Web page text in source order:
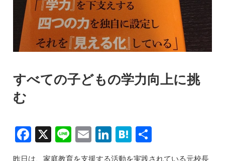
すべての子どもの学力向上に挑
む
F
a
X Li
n
E
m
Li
n
H
at 有
昨日は、家庭教育を支援する活動を実践されている元校長